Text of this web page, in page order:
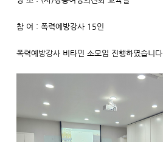
참 여 : 폭력예방강사 15인
폭력예방강사 비타민 소모임 진행하였습니다.